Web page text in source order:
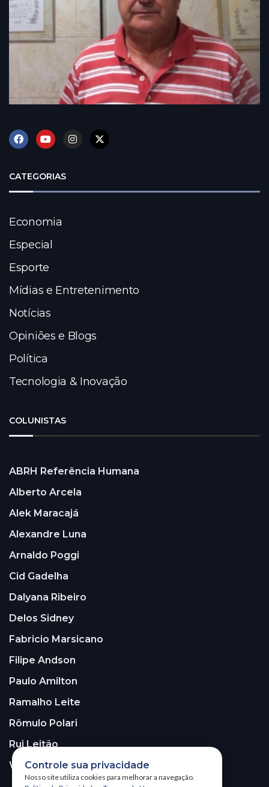
CATEGORIAS
Economia
Especial
Esporte
Mídias e Entretenimento
Notícias
Opiniões e Blogs
Política
Tecnologia & Inovação
COLUNISTAS
ABRH Referência Humana
Alberto Arcela
Alek Maracajá
Alexandre Luna
Arnaldo Poggi
Cid Gadelha
Dalyana Ribeiro
Delos Sidney
Fabricio Marsicano
Filipe Andson
Paulo Amilton
Ramalho Leite
Rômulo Polari
Rui Leitão
Walter Santos
Controle sua privacidade
Nosso site utiliza cookies para melhorar a navegação.